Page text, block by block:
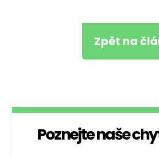
Zpět na
Poznejte naše